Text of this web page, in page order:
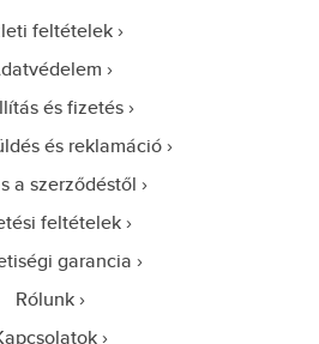
feltételek
és fizetés
és reklamáció
a szerződéstől
feltételek
garancia
Rólunk